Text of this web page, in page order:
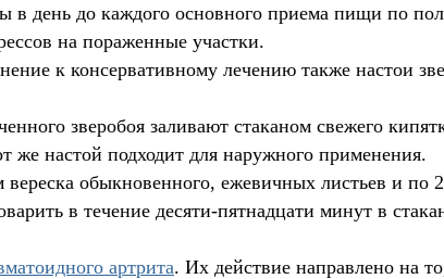
день до каждого основного приема пищи по
на пораженные участки.
к консервативному лечению также настои
зверобоя заливают стаканом свежего
же настой подходит для наружного применения.
обыкновенного, ежевичных листьев и
в течение десяти-пятнадцати минут в
артрита. Их действие направлено на